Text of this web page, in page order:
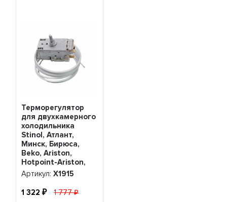
Терморегулятор
для двухкамерного
холодильника
Stinol, Атлант,
Минск, Бирюса,
Beko, Ariston,
Hotpoint-Ariston,
Beko, Indesit K56-
L1915, Х1915
Артикул:Х1915
1 322 1 777